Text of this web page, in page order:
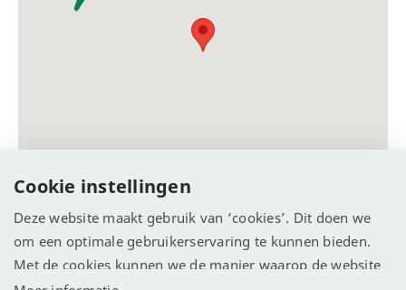
Cookie instellingen
Deze website maakt gebruik van ‘cookies’. Dit doen we
om een optimale gebruikerservaring te kunnen bieden.
Met de cookies kunnen we de manier waarop de website